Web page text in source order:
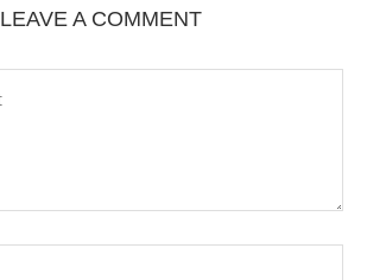
LEAVE A COMMENT